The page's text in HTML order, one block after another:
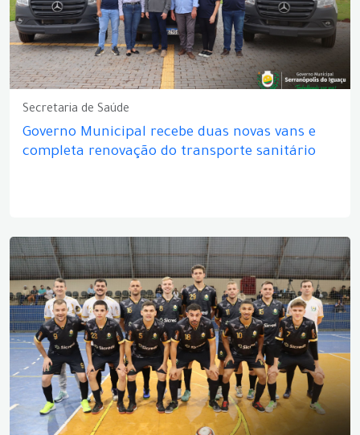
Secretaria de Saúde
Governo Municipal recebe duas novas vans e
completa renovação do transporte sanitário